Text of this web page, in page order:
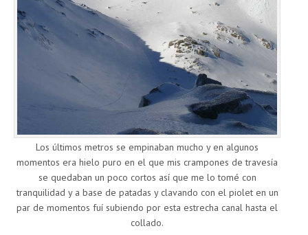
Los últimos metros se empinaban mucho y en algunos
momentos era hielo puro en el que mis crampones de travesía
se quedaban un poco cortos así que me lo tomé con
tranquilidad y a base de patadas y clavando con el piolet en un
par de momentos fuí subiendo por esta estrecha canal hasta el
collado.